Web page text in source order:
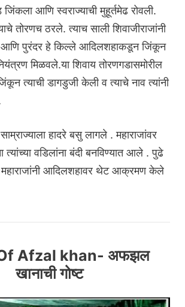
जिंकला आणि स्वराज्याची मुहूर्तमेढ रोवली.
तोरणच ठरले. त्याच साली शिवाजीराजांनी
आणि पुरंदर हे किल्ले आदिलशहाकडून जिंकून
मिळवले.या शिवाय तोरणगडासमोरील
त्याची डागडुजी केली व त्याचे नाव त्यांनी
हादरे बसु लागले . महाराजांवर
त्यांच्या वडिलांना बंदी बनविण्यात आले . पुढे
आदिलशहावर थेट आक्रमण केले
Afzal khan- अफझल
खानाची गोष्ट